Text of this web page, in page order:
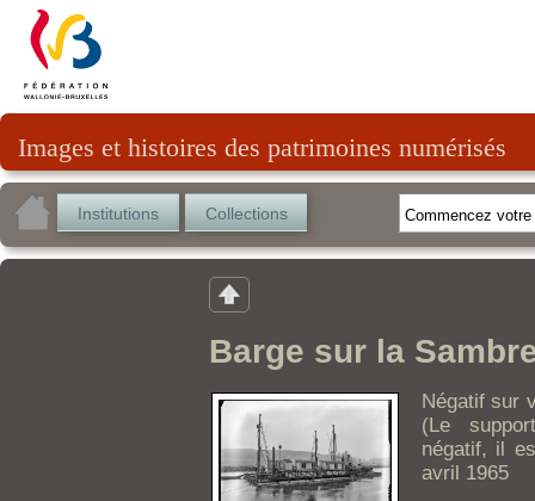
Images et histoires des patrimoines numérisés
Institutions Collections
Barge sur la
Négatif sur
(Le
négatif, il
avril 1965